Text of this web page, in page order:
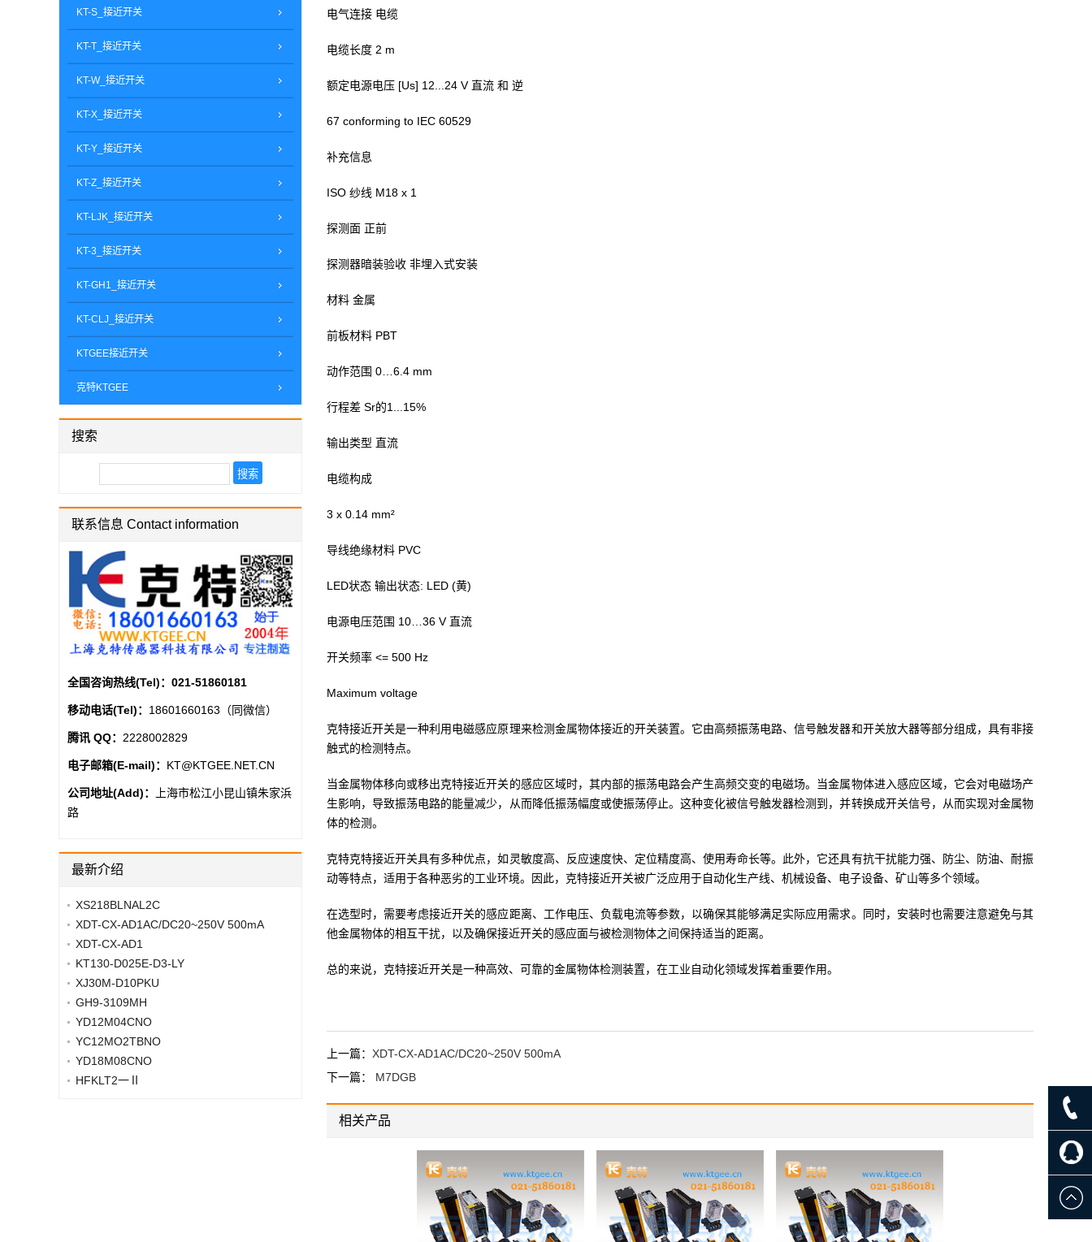
电气连接 电缆
电缆长度 2 m
额定电源电压 [Us] 12...24 V 直流 和 逆
67 conforming to IEC 60529
补充信息
ISO 纱线 M18 x 1
探测面 正前
探测器暗装验收 非埋入式安装
材料 金属
前板材料 PBT
动作范围 0…6.4 mm
行程差 Sr的1...15%
输出类型 直流
电缆构成
3 x 0.14 mm²
导线绝缘材料 PVC
LED状态 输出状态: LED (黄)
电源电压范围 10…36 V 直流
开关频率 <= 500 Hz
Maximum voltage
克特接近开关是一种利用电磁感应原理来检测金属物体接近的开关装置。它由高频振荡电路、信号触发器和开关放大器等部分组成，具有非接
触式的检测特点。
当金属物体移向或移出克特接近开关的感应区域时，其内部的振荡电路会产生高频交变的电磁场。当金属物体进入感应区域，它会对电磁场产
生影响，导致振荡电路的能量减少，从而降低振荡幅度或使振荡停止。这种变化被信号触发器检测到，并转换成开关信号，从而实现对金属物
体的检测。
克特克特接近开关具有多种优点，如灵敏度高、反应速度快、定位精度高、使用寿命长等。此外，它还具有抗干扰能力强、防尘、防油、耐振
动等特点，适用于各种恶劣的工业环境。因此，克特接近开关被广泛应用于自动化生产线、机械设备、电子设备、矿山等多个领域。
在选型时，需要考虑接近开关的感应距离、工作电压、负载电流等参数，以确保其能够满足实际应用需求。同时，安装时也需要注意避免与其
他金属物体的相互干扰，以及确保接近开关的感应面与被检测物体之间保持适当的距离。
总的来说，克特接近开关是一种高效、可靠的金属物体检测装置，在工业自动化领域发挥着重要作用。
上一篇： XDT-CX-AD1AC/DC20~250V 500mA
下一篇： M7DGB
相关产品
KT-S_接近开关
KT-T_接近开关
KT-W_接近开关
KT-X_接近开关
KT-Y_接近开关
KT-Z_接近开关
KT-LJK_接近开关
KT-3_接近开关
KT-GH1_接近开关
KT-CLJ_接近开关
KTGEE接近开关
克特KTGEE
搜索
联系信息 Contact information
全国咨询热线(Tel)： 021-51860181
移动电话(Tel)： 18601660163（同微信）
腾讯 QQ： 2228002829
电子邮箱(E-mail)： KT@KTGEE.NET.CN
公司地址(Add)：
上海市松江小昆山镇朱家浜
路
最新介绍
XS218BLNAL2C
XDT-CX-AD1AC/DC20~250V 500mA
XDT-CX-AD1
KT130-D025E-D3-LY
XJ30M-D10PKU
GH9-3109MH
YD12M04CNO
YC12MO2TBNO
YD18M08CNO
HFKLT2一Ⅱ